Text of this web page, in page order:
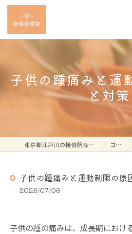
子供の踵痛みと運
と対策
東京都江戸川の接骨院なら南條接骨院 コラム
子供の踵痛みと運動制限の原
2026/07/06
子供の踵の痛みは、成長期におけ